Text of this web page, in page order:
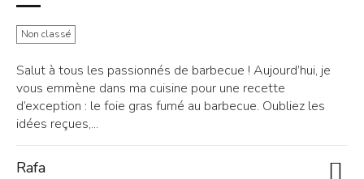
Non classé
Salut à tous les passionnés de barbecue ! Aujourd’hui, je
vous emmène dans ma cuisine pour une recette
d’exception : le foie gras fumé au barbecue. Oubliez les
idées reçues,...
Rafa